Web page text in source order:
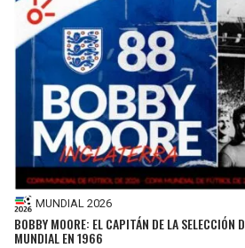
MUNDIAL 2026
BOBBY MOORE: EL CAPITÁN DE LA SELECCIÓN
MUNDIAL EN 1966